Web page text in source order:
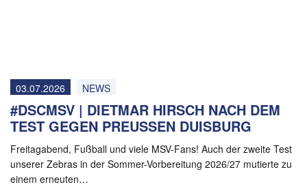
03.07.2026 NEWS
#DSCMSV | DIETMAR HIRSCH NACH DEM
TEST GEGEN PREUSSEN DUISBURG
Freitagabend, Fußball und viele MSV-Fans! Auch der zweite Test
unserer Zebras in der Sommer-Vorbereitung 2026/27 mutierte zu
einem erneuten…